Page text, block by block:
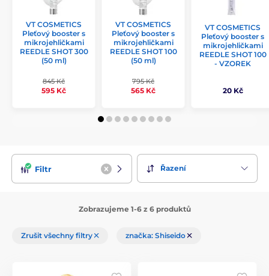
VT COSMETICS
Pleťový booster s
mikrojehličkami
REEDLE SHOT 300
(50 ml)
845 Kč
595 Kč
VT COSMETICS
Pleťový booster s
mikrojehličkami
REEDLE SHOT 100
(50 ml)
795 Kč
565 Kč
VT COSMETICS
Pleťový booster s
mikrojehličkami
REEDLE SHOT 100
- VZOREK
20 Kč
Filtr Řazení
Zobrazujeme 1-6 z 6 produktů
Zrušit všechny filtry značka: Shiseido